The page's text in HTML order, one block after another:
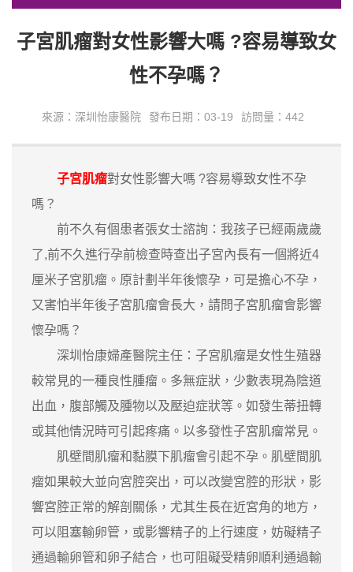
子宮肌瘤對女性影響大嗎 ?容易導致女
性不孕嗎？
來源：深圳怡康醫院 發布日期：03-19 訪問量：442
子宮肌瘤對女性影響大嗎 ?容易導致女性不孕
嗎？
前不久有個患者張女士諮詢：我孩子已經兩歲歲
了,前不久進行孕前檢查時查出子宮內長有一個將近4
厘米子宮肌瘤。原計劃半年後懷孕，可是擔心不孕，
又害怕半年後子宮肌瘤會長大，請問子宮肌瘤會影響
懷孕嗎？
深圳怡康婦產醫院主任：子宮肌瘤是女性生殖器
較常見的一種良性腫瘤。多無症狀，少數表現為陰道
出血，腹部觸及腫物以及壓迫症狀等。如發生蒂扭轉
或其他情況時可引起疼痛。以多發性子宮肌瘤常見。
肌壁間肌瘤和黏膜下肌瘤會引起不孕。肌壁間肌
瘤如果較大並向宮腔突出，可以改變宮腔的形狀，影
響宮腔正常的解剖關係，尤其生長在近宮角的地方，
可以阻塞輸卵管，或影響精子的上行速度，妨礙精子
通過輸卵管和卵子結合，也可阻礙受精卵順利通過輸